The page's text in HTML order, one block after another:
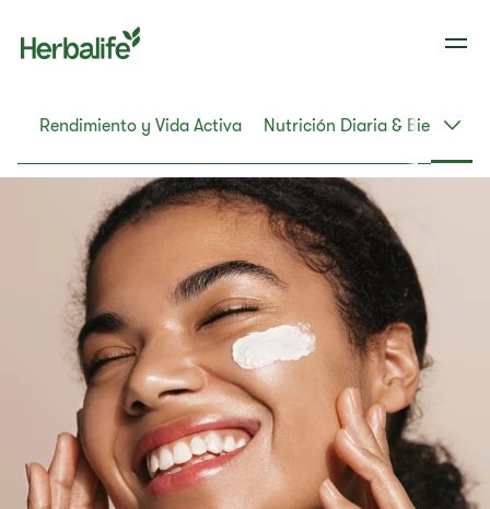
Rendimiento y Vida Activa Nutrición Diaria & Bienestar